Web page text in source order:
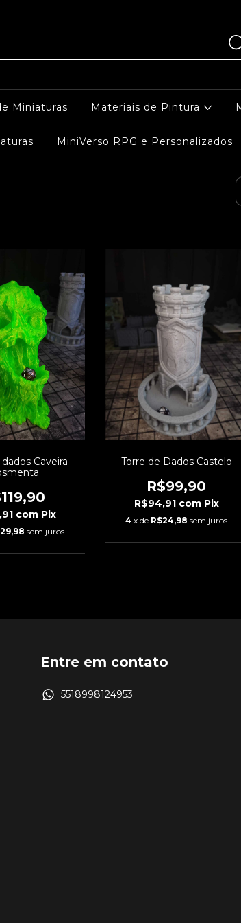
Miniaturas Materiais de Pintura
MiniVerso RPG e Personalizados
Caveira
com Pix
sem juros
Torre de Dados Castelo
R$99,90
R$94,91 com Pix
4 x de R$24,98 sem juros
Entre em contato
5518998124953